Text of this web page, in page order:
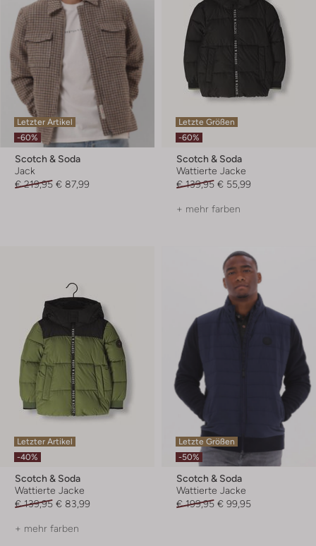
Letzter Artikel
-60%
Scotch & Soda
Jack
€ 219,95 € 87,99
Letzte Größen
-60%
Scotch & Soda
Wattierte Jacke
€ 139,95 € 55,99
+ mehr farben
Letzter Artikel
-40%
Scotch & Soda
Wattierte Jacke
€ 139,95 € 83,99
+ mehr farben
Letzte Größen
-50%
Scotch & Soda
Wattierte Jacke
€ 199,95 € 99,95